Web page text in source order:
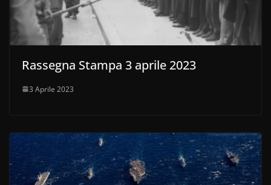
Rassegna Stampa 3 aprile 2023
3 Aprile 2023